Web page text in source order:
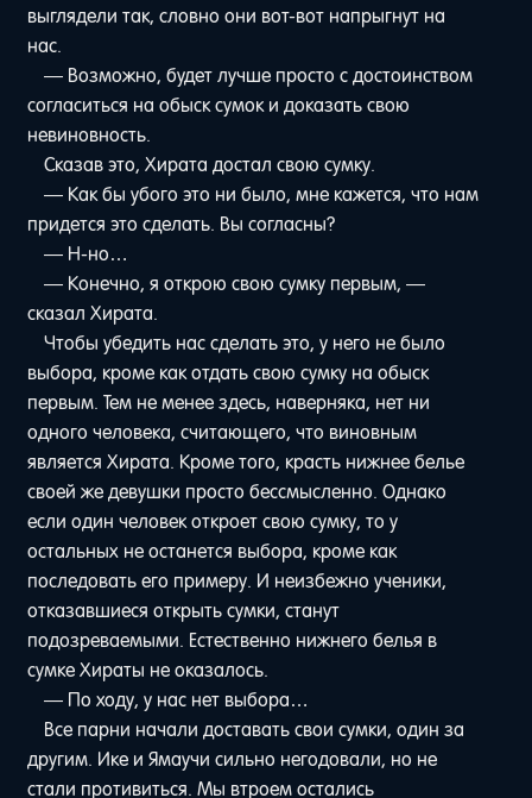
выглядели так, словно они вот-вот напрыгнут на
нас.
— Возможно, будет лучше просто с достоинством
согласиться на обыск сумок и доказать свою
невиновность.
Сказав это, Хирата достал свою сумку.
— Как бы убого это ни было, мне кажется, что нам
придется это сделать. Вы согласны?
— Н-но…
— Конечно, я открою свою сумку первым, —
сказал Хирата.
Чтобы убедить нас сделать это, у него не было
выбора, кроме как отдать свою сумку на обыск
первым. Тем не менее здесь, наверняка, нет ни
одного человека, считающего, что виновным
является Хирата. Кроме того, красть нижнее белье
своей же девушки просто бессмысленно. Однако
если один человек откроет свою сумку, то у
остальных не останется выбора, кроме как
последовать его примеру. И неизбежно ученики,
отказавшиеся открыть сумки, станут
подозреваемыми. Естественно нижнего белья в
сумке Хираты не оказалось.
— По ходу, у нас нет выбора…
Все парни начали доставать свои сумки, один за
другим. Ике и Ямаучи сильно негодовали, но не
стали противиться. Мы втроем остались